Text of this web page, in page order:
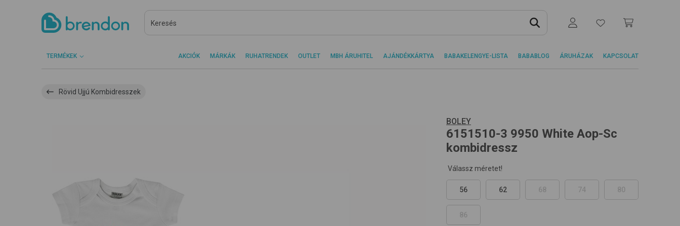
TERMÉKEK AKCIÓK MÁRKÁK RUHATRENDEK OUTLET MBH ÁRUHITEL AJÁNDÉKKÁRTYA BABAKELENGYE-LISTA BABABLOG ÁRUHÁZAK KAPCSOLAT
Rövid Ujjú Kombidresszek
BOLEY
6151510-3 9950 White Aop-Sc
kombidressz
Válassz méretet!
56 62 68 74 80
86